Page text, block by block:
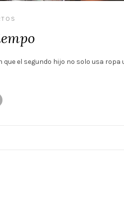
el segundo hijo no solo usa ropa